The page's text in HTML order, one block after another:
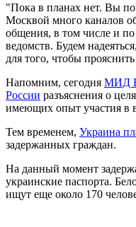
"Пока в планах нет. Вы
Москвой много каналов
общения, в том числе и
ведомств. Будем
для того, чтобы
Напомним, сегодня МИД
России разъяснения о
имеющих опыт участия в
Тем временем, Украина
задержанных граждан.
На данный момент
украинские паспорта.
ищут еще около 170